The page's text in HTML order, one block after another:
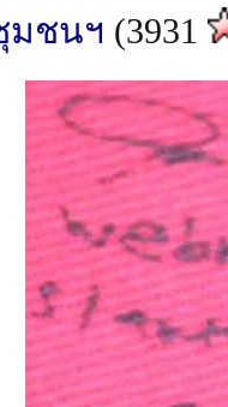
มชนฯ (3931